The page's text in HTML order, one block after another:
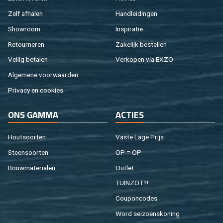
Zelf af­ha­len
Show­room
Re­tour­ne­ren
Vei­lig be­ta­len
Al­ge­me­ne voor­waar­den
Pri­va­cy en coo­kies
Hand­lei­din­gen
In­spi­ra­tie
Za­ke­lijk be­stel­len
Ver­ko­pen via EXZO
ONS GAMMA
Hout­soor­ten
Steen­soor­ten
Bouw­ma­te­ri­a­len
AC­TIES
Vaste Lage Prijs
OP = OP
Out­let
TUIN­ZOT?!
Cou­pon­co­des
Word sei­zoens­ko­ning